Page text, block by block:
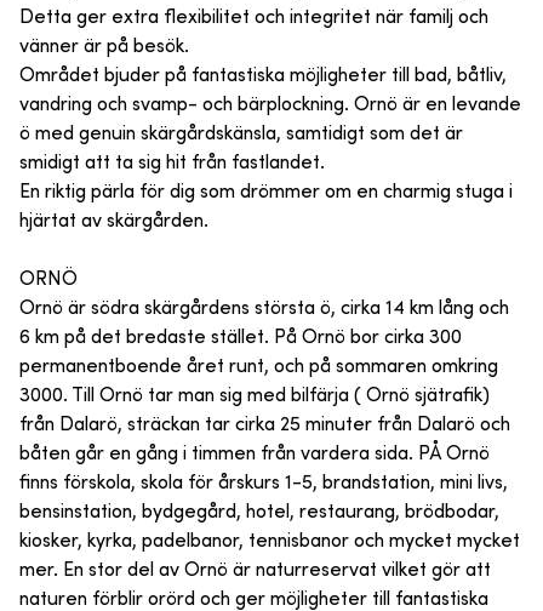
Detta ger extra flexibilitet och integritet när familj och
vänner är på besök.
Området bjuder på fantastiska möjligheter till bad, båtliv,
vandring och svamp- och bärplockning. Ornö är en levande
ö med genuin skärgårdskänsla, samtidigt som det är
smidigt att ta sig hit från fastlandet.
En riktig pärla för dig som drömmer om en charmig stuga i
hjärtat av skärgården.
ORNÖ
Ornö är södra skärgårdens största ö, cirka 14 km lång och
6 km på det bredaste stället. På Ornö bor cirka 300
permanentboende året runt, och på sommaren omkring
3000. Till Ornö tar man sig med bilfärja ( Ornö sjätrafik)
från Dalarö, sträckan tar cirka 25 minuter från Dalarö och
båten går en gång i timmen från vardera sida. PÅ Ornö
finns förskola, skola för årskurs 1-5, brandstation, mini livs,
bensinstation, bydgegård, hotel, restaurang, brödbodar,
kiosker, kyrka, padelbanor, tennisbanor och mycket mycket
mer. En stor del av Ornö är naturreservat vilket gör att
naturen förblir orörd och ger möjligheter till fantastiska